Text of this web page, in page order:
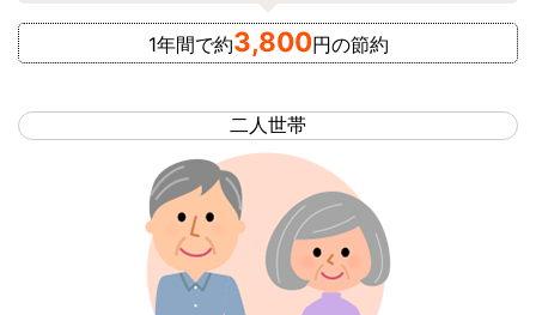
1年間で約3,800円の節約
二人世帯